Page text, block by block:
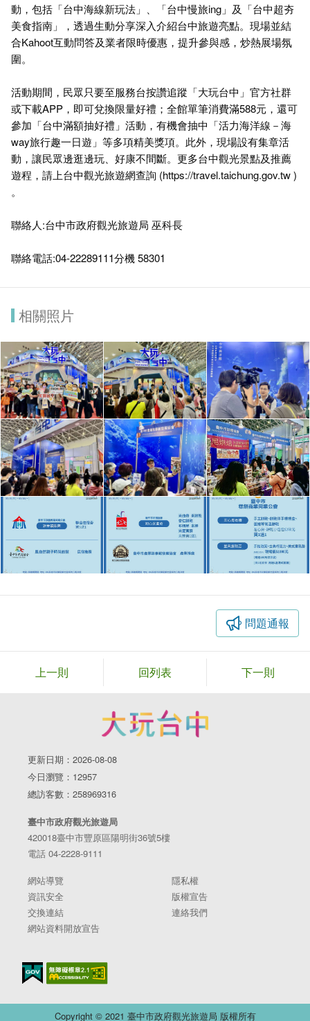
動，包括「台中海線新玩法」、「台中慢旅ing」及「台中超夯
美食指南」，透過生動分享深入介紹台中旅遊亮點。現場並結
合Kahoot互動問答及業者限時優惠，提升參與感，炒熱展場氛
圍。
活動期間，民眾只要至服務台按讚追蹤「大玩台中」官方社群
或下載APP，即可兌換限量好禮；全館單筆消費滿588元，還可
參加「台中滿額抽好禮」活動，有機會抽中「活力海洋線－海
way旅行趣一日遊」等多項精美獎項。此外，現場設有集章活
動，讓民眾邊逛邊玩、好康不間斷。更多台中觀光景點及推薦
遊程，請上台中觀光旅遊網查詢 (https://travel.taichung.gov.tw)
。
聯絡人:台中市政府觀光旅遊局 巫科長
聯絡電話:04-22289111分機 58301
相關照片
問題通報
上一則 回列表 下一則
更新日期：2026-08-08
今日瀏覽：12957
總訪客數：258969316
臺中市政府觀光旅遊局
420018臺中市豐原區陽明街36號5樓
電話 04-2228-9111
網站導覽
隱私權
資訊安全
版權宣告
交換連結
連絡我們
網站資料開放宣告
Copyright © 2021 臺中市政府觀光旅遊局 版權所有